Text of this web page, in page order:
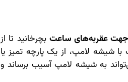
عقربه‌های ساعت بچرخانید تا از
شیشه لامپ، از یک پارچه تمیز یا
به شیشه لامپ آسیب برساند و